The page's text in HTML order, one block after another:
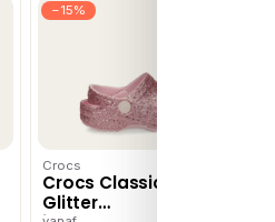
−15%
Crocs
Crocs Classic Chunky
Glitter